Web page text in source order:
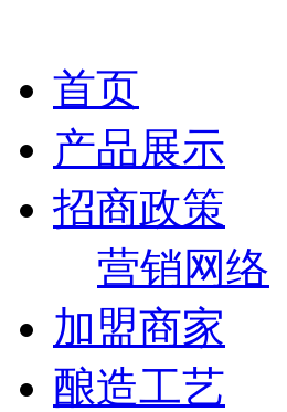
首页
产品展示
招商政策
营销网络
加盟商家
酿造工艺